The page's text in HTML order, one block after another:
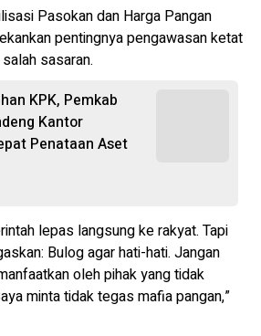
Pasokan dan Harga Pangan
pentingnya pengawasan ketat
sasaran.
KPK, Pemkab
Kantor
Penataan Aset
lepas langsung ke rakyat. Tapi
Bulog agar hati-hati. Jangan
oleh pihak yang tidak
minta tidak tegas mafia pangan,”